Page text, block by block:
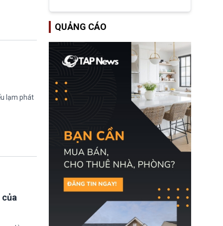
lạm phát
của
ExxonMobil và Chevron
Kỳ xảy ra xung đột ở
Iran. Trên cơ sở đó, lãnh
đạo Nhà Trắng kêu gọi
các doanh nghiệp cần
giảm giá bán cho người
tiêu dùng.
QUẢNG CÁO